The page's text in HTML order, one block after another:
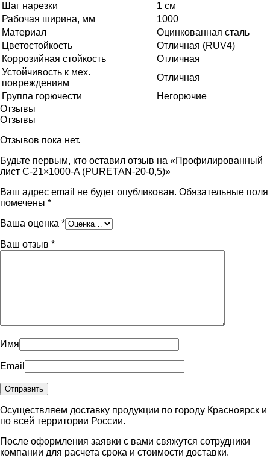
Шаг нарезки
1 см
Рабочая ширина, мм
1000
Материал
Оцинкованная сталь
Цветостойкость
Отличная (RUV4)
Коррозийная стойкость
Отличная
Устойчивость к мех.
повреждениям
Отличная
Группа горючести
Негорючие
Отзывы
Отзывы
Отзывов пока нет.
Будьте первым, кто оставил отзыв на «Профилированный
лист С-21×1000-A (PURETAN-20-0,5)»
Ваш адрес email не будет опубликован. Обязательные поля
помечены *
Ваша оценка *
Ваш отзыв *
Имя
Email
Осуществляем доставку продукции по городу Красноярск и
по всей территории России.
После оформления заявки с вами свяжутся сотрудники
компании для расчета срока и стоимости доставки.